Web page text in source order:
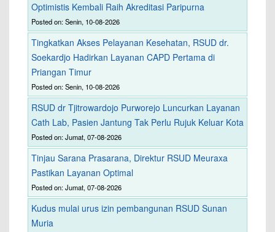
Optimistis Kembali Raih Akreditasi Paripurna
Posted on: Senin, 10-08-2026
Tingkatkan Akses Pelayanan Kesehatan, RSUD dr.
Soekardjo Hadirkan Layanan CAPD Pertama di
Priangan Timur
Posted on: Senin, 10-08-2026
RSUD dr Tjitrowardojo Purworejo Luncurkan Layanan
Cath Lab, Pasien Jantung Tak Perlu Rujuk Keluar Kota
Posted on: Jumat, 07-08-2026
Tinjau Sarana Prasarana, Direktur RSUD Meuraxa
Pastikan Layanan Optimal
Posted on: Jumat, 07-08-2026
Kudus mulai urus izin pembangunan RSUD Sunan
Muria